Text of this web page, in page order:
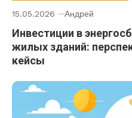
15.05.2026 Андрей
Инвестиции в
жилых зданий:
кейсы